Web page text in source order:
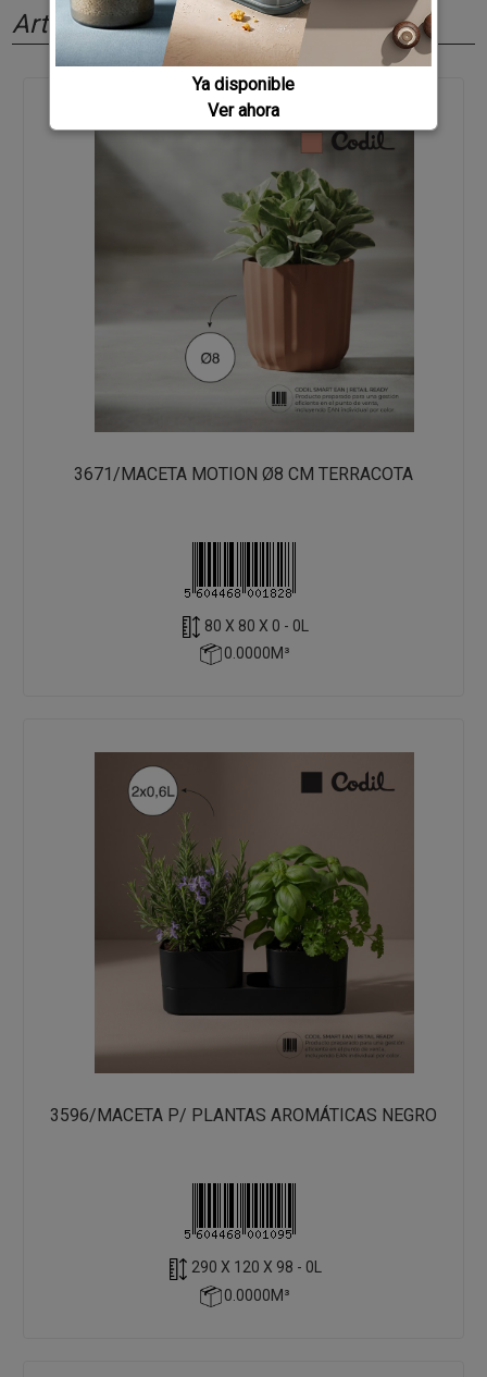
Artículos relacionados
3671/MACETA MOTION Ø8 CM TERRACOTA
80 X 80 X 0 - 0L
0.0000M³
3596/MACETA P/ PLANTAS AROMÁTICAS NEGRO
290 X 120 X 98 - 0L
0.0000M³
Ya disponible
Ver ahora